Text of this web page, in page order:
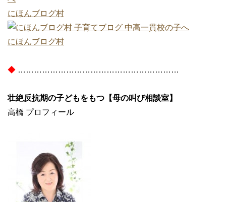
にほんブログ村
にほんブログ村
◆ ……………………………………………………
壮絶反抗期の子どもをもつ【母の叫び相談室】
高橋 プロフィール